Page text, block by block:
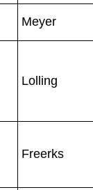
Meyer
Lolling
Freerks